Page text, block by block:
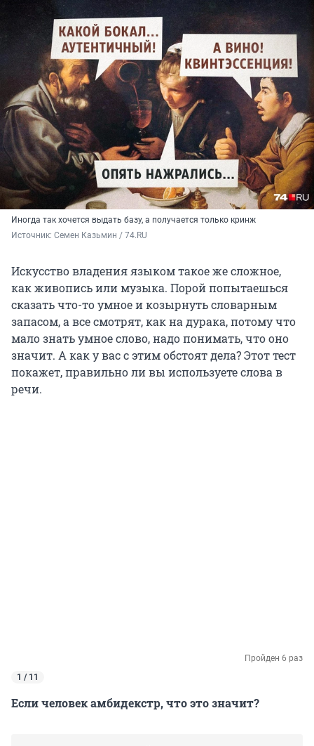
Иногда так хочется выдать базу, а получается только кринж
Источник: Семен Казьмин / 74.RU
Искусство владения языком такое же сложное,
как живопись или музыка. Порой попытаешься
сказать что-то умное и козырнуть словарным
запасом, а все смотрят, как на дурака, потому что
мало знать умное слово, надо понимать, что оно
значит. А как у вас с этим обстоят дела? Этот тест
покажет, правильно ли вы используете слова в
речи.
Пройден 6 раз
1 / 11
Если человек амбидекстр, что это значит?